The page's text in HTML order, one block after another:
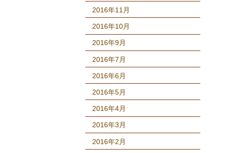
2016年11月
2016年10月
2016年9月
2016年7月
2016年6月
2016年5月
2016年4月
2016年3月
2016年2月